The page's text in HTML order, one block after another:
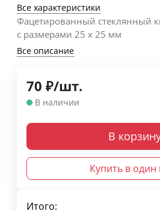
Все характеристики
Фацетированный стеклянный
с размерами 25 х 25 мм
Все описание
70 ₽/шт.
В наличии
В
Купить в один
Итого: